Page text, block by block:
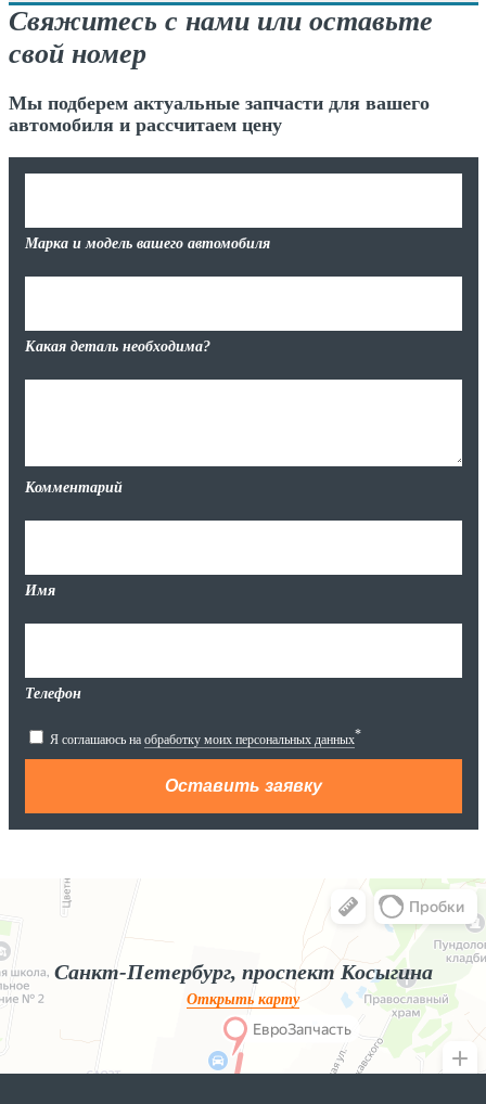
Свяжитесь с нами или оставьте
свой номер
Мы подберем актуальные запчасти для вашего
автомобиля и рассчитаем цену
Марка и модель вашего автомобиля
Какая деталь необходима?
Комментарий
Имя
Телефон
Я соглашаюсь на обработку моих персональных данных*
Яндекс.Карты
Яндекс.Карты — поиск мест и адресов, городской транспорт
Санкт-Петербург, проспект Косыгина
Открыть карту